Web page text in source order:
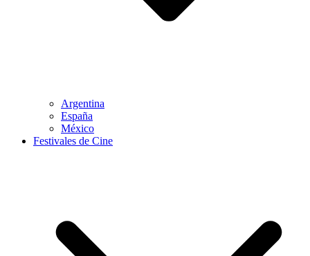
Argentina
España
México
Festivales de Cine